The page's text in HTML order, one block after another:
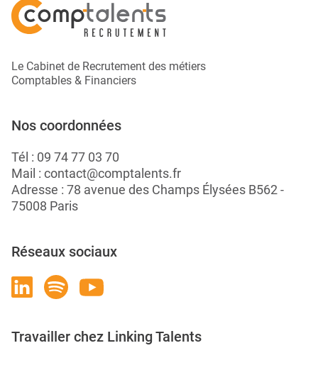
Le Cabinet de Recrutement des métiers
Comptables & Financiers
Nos coordonnées
Tél : 09 74 77 03 70
Mail : contact@comptalents.fr
Adresse : 78 avenue des Champs Élysées B562 -
75008 Paris
Réseaux sociaux
Travailler chez Linking Talents